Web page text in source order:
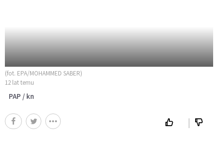
(fot. EPA/MOHAMMED SABER)
12 lat temu
PAP / kn